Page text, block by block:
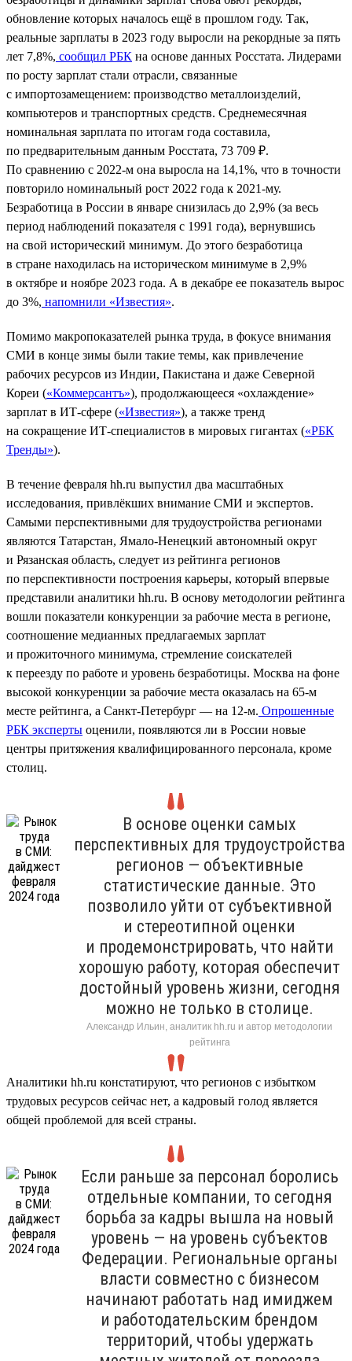
обновление которых началось ещё в прошлом году. Так,
реальные зарплаты в 2023 году выросли на рекордные за пять
лет 7,8%, сообщил РБК на основе данных Росстата. Лидерами
по росту зарплат стали отрасли, связанные
с импортозамещением: производство металлоизделий,
компьютеров и транспортных средств. Среднемесячная
номинальная зарплата по итогам года составила,
по предварительным данным Росстата, 73 709 ₽.
По сравнению с 2022-м она выросла на 14,1%, что в точности
повторило номинальный рост 2022 года к 2021-му.
Безработица в России в январе снизилась до 2,9% (за весь
период наблюдений показателя с 1991 года), вернувшись
на свой исторический минимум. До этого безработица
в стране находилась на историческом минимуме в 2,9%
в октябре и ноябре 2023 года. А в декабре ее показатель вырос
до 3%, напомнили «Известия».
Помимо макропоказателей рынка труда, в фокусе внимания
СМИ в конце зимы были такие темы, как привлечение
рабочих ресурсов из Индии, Пакистана и даже Северной
Кореи («Коммерсантъ»), продолжающееся «охлаждение»
зарплат в ИТ-сфере («Известия»), а также тренд
на сокращение ИТ-специалистов в мировых гигантах («РБК
Тренды»).
В течение февраля hh.ru выпустил два масштабных
исследования, привлёкших внимание СМИ и экспертов.
Самыми перспективными для трудоустройства регионами
являются Татарстан, Ямало-Ненецкий автономный округ
и Рязанская область, следует из рейтинга регионов
по перспективности построения карьеры, который впервые
представили аналитики hh.ru. В основу методологии рейтинга
вошли показатели конкуренции за рабочие места в регионе,
соотношение медианных предлагаемых зарплат
и прожиточного минимума, стремление соискателей
к переезду по работе и уровень безработицы. Москва на фоне
высокой конкуренции за рабочие места оказалась на 65-м
месте рейтинга, а Санкт-Петербург — на 12-м. Опрошенные
РБК эксперты оценили, появляются ли в России новые
центры притяжения квалифицированного персонала, кроме
столиц.
В основе оценки самых
перспективных для трудоустройства
регионов — объективные
статистические данные. Это
позволило уйти от субъективной
и стереотипной оценки
и продемонстрировать, что найти
хорошую работу, которая обеспечит
достойный уровень жизни, сегодня
можно не только в столице.
Александр Ильин, аналитик hh.ru и автор методологии
рейтинга
Аналитики hh.ru констатируют, что регионов с избытком
трудовых ресурсов сейчас нет, а кадровый голод является
общей проблемой для всей страны.
Если раньше за персонал боролись
отдельные компании, то сегодня
борьба за кадры вышла на новый
уровень — на уровень субъектов
Федерации. Региональные органы
власти совместно с бизнесом
начинают работать над имиджем
и работодательским брендом
территорий, чтобы удержать